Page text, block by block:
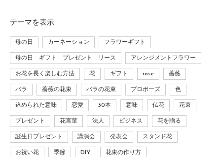
テーマ を表示
母の日 カーネーション フラワーギフト
母の日 ギフト プレゼント リース アレンジメントフラワー
お花を長く楽しむ方法 花 ギフト rose 薔薇
バラ 薔薇の花束 バラの花束 プロポーズ 色
込められた意味 恋愛 30本 意味 仏花 花束
プレゼント 花言葉 法人 ビジネス 花を贈る
誕生日プレゼント 講演会 発表会 スタンド花
お祝い花 季節 DIY 花束の作り方